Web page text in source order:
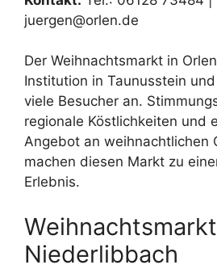
juergen@orlen.de
Der Weihnachtsmarkt in
Institution in Taunusstein
viele Besucher an.
regionale Köstlichkeiten und
Angebot an weihnachtlichen
machen diesen Markt zu
Erlebnis.
Niederlibbach